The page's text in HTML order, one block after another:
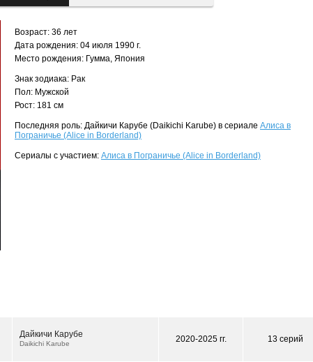
Возраст: 36 лет
Дата рождения: 04 июля 1990 г.
Место рождения: Гумма, Япония
Знак зодиака: Рак
Пол: Мужской
Рост: 181 см
Последняя роль: Дайкичи Карубе (Daikichi Karube) в сериале Алиса в
Пограничье (Alice in Borderland)
Сериалы с участием: Алиса в Пограничье (Alice in Borderland)
Дайкичи Карубе
Daikichi Karube 2020-2025 гг. 13 серий